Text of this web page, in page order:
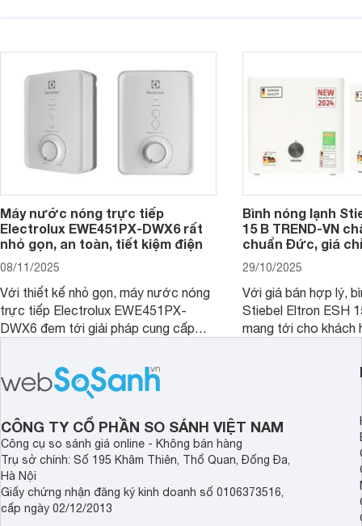
về dòng sản phẩm này.
Máy nước nóng trực tiếp
Electrolux EWE451PX-DWX6 rất
nhỏ gọn, an toàn, tiết kiệm điện
08/11/2025
Với thiết kế nhỏ gọn, máy nước nóng
trực tiếp Electrolux EWE451PX-
DWX6 đem tới giải pháp cung cấp
hiện đại, đặc biệt là các phòng tắm
có diện tích hạn chế.
Bình nóng lạnh
15 B TREND-VN
chuẩn Đức, giá
29/10/2025
Với giá bán hợp lý,
Stiebel Eltron ESH
mang tới cho khách
hợp lý đồng thời có
làm nước nóng rất
CÔNG TY CỔ PHẦN SO SÁNH VIỆT NAM
Công cụ so sánh giá online - Không bán hàng
Trụ sở chính: Số 195 Khâm Thiên, Thổ Quan, Đống Đa,
Hà Nội
Giấy chứng nhận đăng ký kinh doanh số 0106373516,
cấp ngày 02/12/2013